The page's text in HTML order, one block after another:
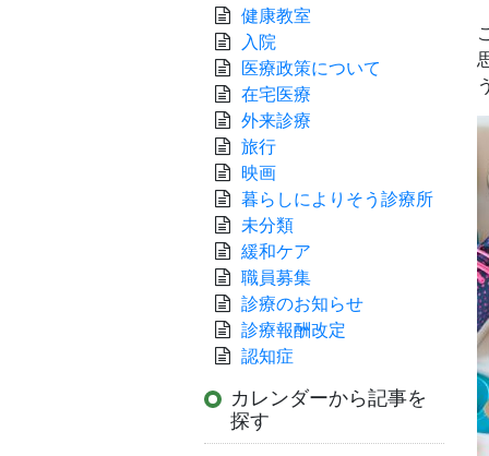
健康教室
入院
医療政策について
在宅医療
外来診療
旅行
映画
暮らしによりそう診療所
未分類
緩和ケア
職員募集
診療のお知らせ
診療報酬改定
認知症
カレンダーから記事を
探す